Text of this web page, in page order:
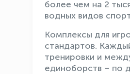
более чем на 2
водных видов
Комплексы для
стандартов.
тренировки и
единоборств – по